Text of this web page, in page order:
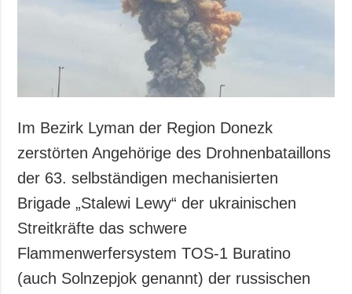
Im Bezirk Lyman der Region Donezk
zerstörten Angehörige des Drohnenbataillons
der 63. selbständigen mechanisierten
Brigade „Stalewi Lewy“ der ukrainischen
Streitkräfte das schwere
Flammenwerfersystem TOS-1 Buratino
(auch Solnzepjok genannt) der russischen